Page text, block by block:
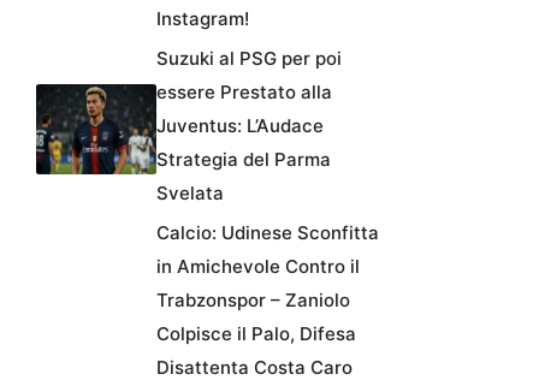
Instagram!
Suzuki al PSG per poi
essere Prestato alla
Juventus: L’Audace
Strategia del Parma
Svelata
Calcio: Udinese Sconfitta
in Amichevole Contro il
Trabzonspor – Zaniolo
Colpisce il Palo, Difesa
Disattenta Costa Caro